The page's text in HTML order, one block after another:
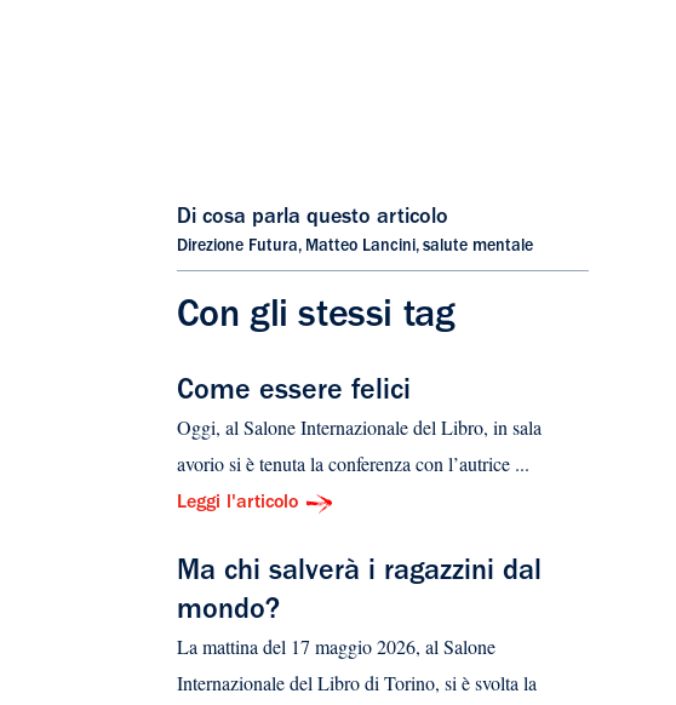
Di cosa parla questo articolo
Direzione Futura, Matteo Lancini, salute mentale
Con gli stessi tag
Come essere felici
Oggi, al Salone Internazionale del Libro, in sala
avorio si è tenuta la conferenza con l’autrice ...
Leggi l'articolo
Ma chi salverà i ragazzini dal
mondo?
La mattina del 17 maggio 2026, al Salone
Internazionale del Libro di Torino, si è svolta la